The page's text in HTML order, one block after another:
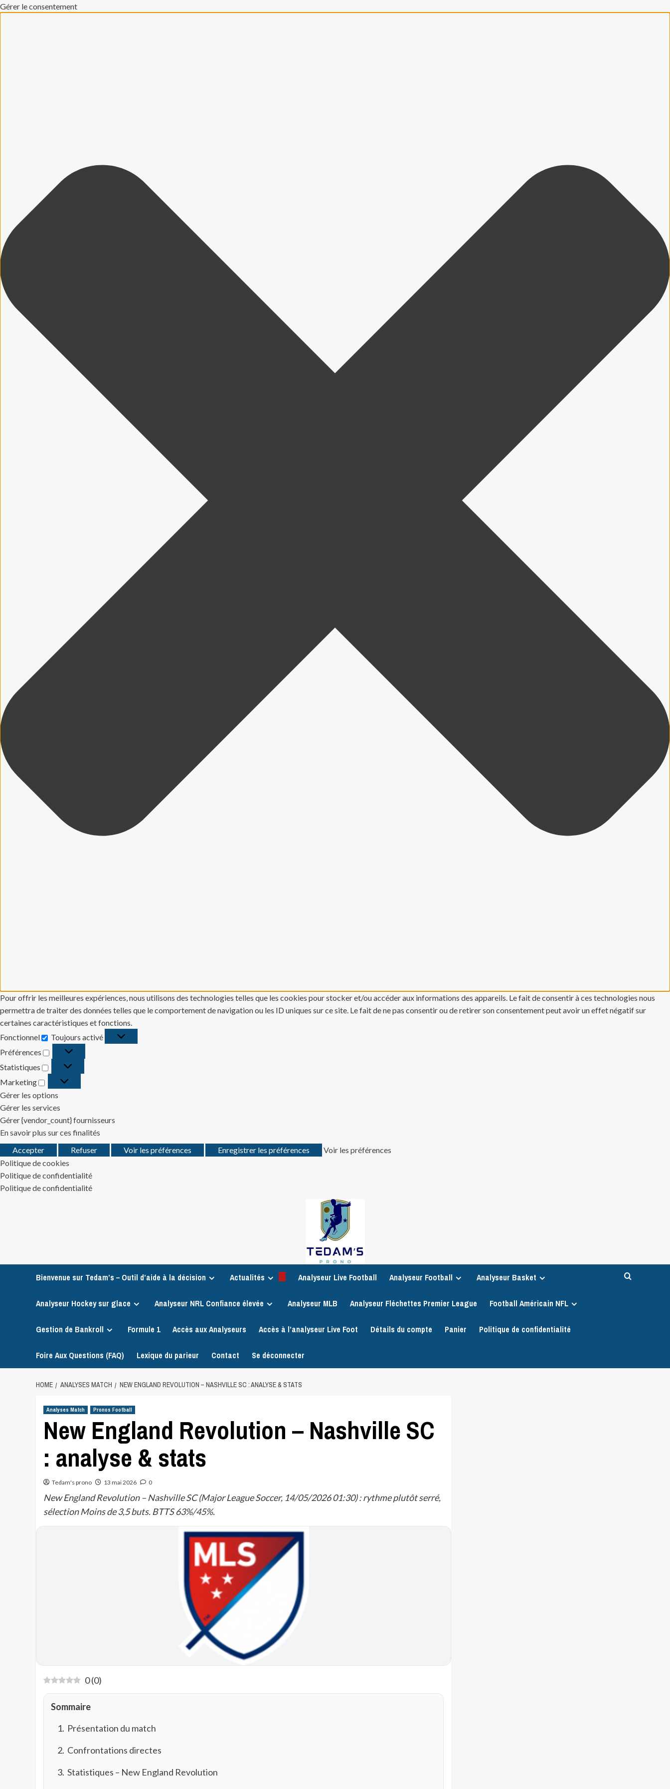
Gérer le consentement
Pour offrir les meilleures expériences, nous utilisons des technologies telles que les cookies pour stocker et/ou accéder aux informations des appareils. Le fait de consentir à ces technologies nous
permettra de traiter des données telles que le comportement de navigation ou les ID uniques sur ce site. Le fait de ne pas consentir ou de retirer son consentement peut avoir un effet négatif sur
certaines caractéristiques et fonctions.
Fonctionnel
Fonctionnel
Toujours activé
Préférences
Préférences
Statistiques
Statistiques
Marketing
Marketing
Gérer les options
Gérer les services
Gérer {vendor_count} fournisseurs
En savoir plus sur ces finalités
Accepter
Refuser Voir les préférences Enregistrer les préférences
Voir les préférences
Politique de cookies
Politique de confidentialité
Politique de confidentialité
Bienvenue sur Tedam’s – Outil d’aide à la décision Actualités Analyseur Live Football Analyseur Football Analyseur Basket
Analyseur Hockey sur glace Analyseur NRL Confiance élevée Analyseur MLB Analyseur Fléchettes Premier League Football Américain NFL
Gestion de Bankroll Formule 1 Accès aux Analyseurs Accès à l’analyseur Live Foot Détails du compte Panier Politique de confidentialité
Foire Aux Questions (FAQ) Lexique du parieur Contact Se déconnecter
HOME ANALYSES MATCH NEW ENGLAND REVOLUTION – NASHVILLE SC : ANALYSE & STATS
Analyses Match Pronos Football
New England Revolution – Nashville SC
: analyse & stats
Tedam's prono 13 mai 2026 0
New England Revolution – Nashville SC (Major League Soccer, 14/05/2026 01:30) : rythme plutôt serré,
sélection Moins de 3,5 buts. BTTS 63%/45%.
0(0)
Sommaire
Présentation du match
Confrontations directes
Statistiques – New England Revolution